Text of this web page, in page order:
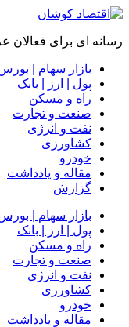
رسانه ای برای فعالان
بازار سهام |
پول | ارز | بانک
راه و مسکن
صنعت و تجارت
نفت و انرژی
کشاورزی
خودرو
مقاله و یادداشت
گزارش
بازار سهام |
پول | ارز | بانک
راه و مسکن
صنعت و تجارت
نفت و انرژی
کشاورزی
خودرو
مقاله و یادداشت